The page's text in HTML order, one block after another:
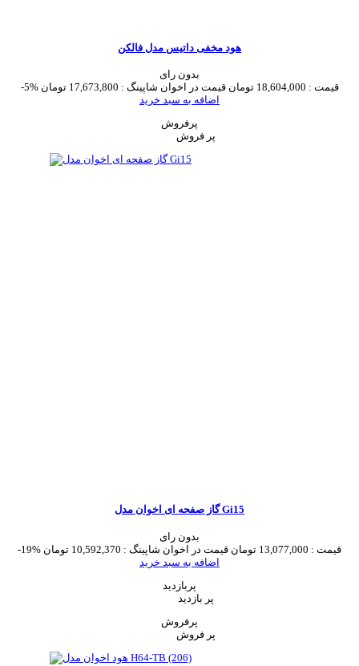
هود مخفی داتیس مدل فالکن
بدون رای
-5%
قیمت : 18,604,000 تومان قیمت در اخوان شاپینگ : 17,673,800 تومان
اضافه به سبد خرید
پرفروش
گاز صفحه ای اخوان مدل Gi15
بدون رای
-19%
قیمت : 13,077,000 تومان قیمت در اخوان شاپینگ : 10,592,370 تومان
اضافه به سبد خرید
پربازدید
پر بازدید
پرفروش